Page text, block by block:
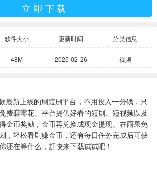
立 即 下 载
软件大小 更新时间 分类信息
48M 2025-02-26 视频
最新上线的刷短剧平台，不用投入一分钱，只
费赚零花。平台提供好看的短剧、短视频以及
金币奖励，金币再兑换成现金提现。在雨果免
，轻松看剧赚金币，还有每日任务完成后可获
还在等什么，赶快来下载试试吧！